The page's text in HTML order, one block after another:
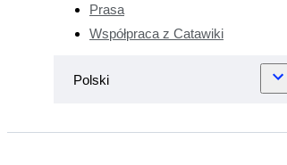
Prasa
Współpraca z Catawiki